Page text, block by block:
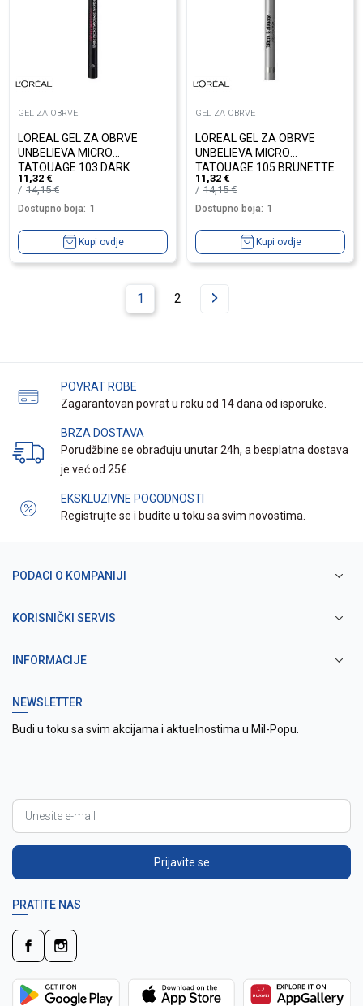
GEL ZA OBRVE
LOREAL GEL ZA OBRVE
UNBELIEVA MICRO
TATOUAGE 103 DARK
BLONDE
11,32 €
14,15€
Dostupno boja: 1
Kupi ovdje
GEL ZA OBRVE
LOREAL GEL ZA OBRVE
UNBELIEVA MICRO
TATOUAGE 105 BRUNETTE
11,32 €
14,15€
Dostupno boja: 1
Kupi ovdje
1 2
POVRAT ROBE
Zagarantovan povrat u roku od 14 dana od isporuke.
BRZA DOSTAVA
Porudžbine se obrađuju unutar 24h, a besplatna dostava
je već od 25€.
EKSKLUZIVNE POGODNOSTI
Registrujte se i budite u toku sa svim novostima.
PODACI O KOMPANIJI
KORISNIČKI SERVIS
INFORMACIJE
NEWSLETTER
Budi u toku sa svim akcijama i aktuelnostima u Mil-Popu.
Prijavite se
PRATITE NAS